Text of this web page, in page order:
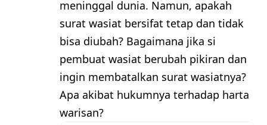
meninggal dunia. Namun, apakah
surat wasiat bersifat tetap dan tidak
bisa diubah? Bagaimana jika si
pembuat wasiat berubah pikiran dan
ingin membatalkan surat wasiatnya?
Apa akibat hukumnya terhadap harta
warisan?